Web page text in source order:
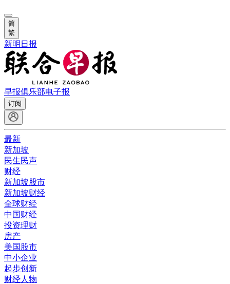
简
繁
新明日报
早报俱乐部电子报
订阅
最新
新加坡
民生民声
财经
新加坡股市
新加坡财经
全球财经
中国财经
投资理财
房产
美国股市
中小企业
起步创新
财经人物